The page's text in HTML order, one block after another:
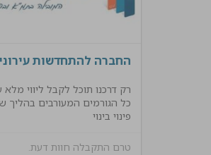
החברה להתחדשות
רק דרכנו תוכל לקבל ליווי מלא
כל הגורמים המעורבים בהליך
פינוי בינוי
טרם התקבלה חוות דעת.